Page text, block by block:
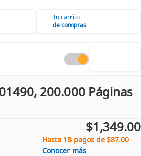
Tu carrito
de compras
200.000 Páginas
$1,349.00
Hasta 18 pagos de $87.00
Conocer más